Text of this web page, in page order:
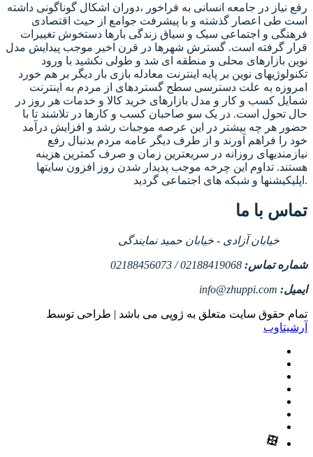
رفع نیاز در جامعه انسانی به فراخور ،دوران اشکال گوناگونی داشته
است طی اعصار گذشته و با پیشرفت جوامع از حیث اقتصادی
فرهنگی و اجتماعی سبک و سیاق زندگی بارها دستخوش تغییرات
قرار گرفته است. گسترش شهرها در قرن اخیر موجب پیدایش مدل
نوین بازارهای محلی و منطقه ای شد و طولی نکشید با ورود
تکنولوژیهای نوین بر پایه اینترنت معادله بازی بار دیگر بر هم خورد
امروزه به علت دسترسی سطح گستردهای از مردم به اینترنت
شمایل کسب و کار و مدل بازارهای خرید کالا و خدمات هر روز در
حال تحول است. در یک سو صاحبان کسب و کارها در تلاشند تا با
حضور هر چه بیشتر در این عرصه موجبات رشد و افزایش درآمد
خود را فراهم آورند و از طرف دیگر عامه مردم بدنبال رفع
نیازمندیهای روزانه در سریعترین زمان و صرف کمترین هزینه
هستند. تداوم این چرخه موجب پدیدار شدن روز افزون سایتها
اپلیکیشنها و شبکه های اجتماعی گردید.
تماس با ما
خیابان آزادی - خیابان حمید نمایندگی
شماره تماس: 02188419068 / 02188456073
ایمیل: info@zhuppi.com
تمام حقوق سایت متعلق به ژوپی می باشد | طراحی توسط
آرشیتاوب